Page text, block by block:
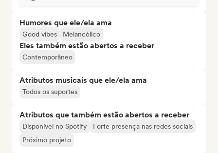
Humores que ele/ela ama
Good vibes Melancólico
Eles também estão abertos a receber
Contemporâneo
Atributos musicais que ele/ela ama
Todos os suportes
Atributos que também estão abertos a receber
Disponível no Spotify
Forte presença nas redes sociais
Próximo projeto